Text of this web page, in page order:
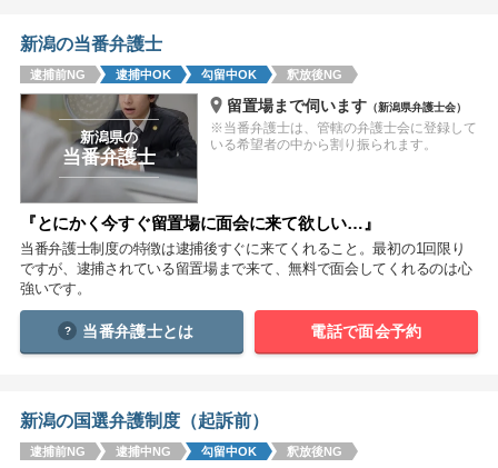
中国
鳥取 島根 岡山 広島 山口
徳島 香川 愛媛
九州・沖縄
福岡
沖縄
相談内容から探す
痴漢 盗撮 わいせつ
新潟の当番弁護士
逮捕前NG 逮捕中OK 勾留中OK 釈放後NG
新潟県の
当番弁護士
留置場まで伺います（新潟県弁護士会）
※当番弁護士は、管轄の弁護士会に登録して
いる希望者の中から割り振られます。
『とにかく今すぐ留置場に面会に来て欲しい…』
当番弁護士制度の特徴は逮捕後すぐに来てくれること。最初の1回限り
ですが、逮捕されている留置場まで来て、無料で面会してくれるのは心
強いです。
当番弁護士とは 電話で面会予約
新潟の国選弁護制度（起訴前）
逮捕前NG 逮捕中NG 勾留中OK 釈放後NG